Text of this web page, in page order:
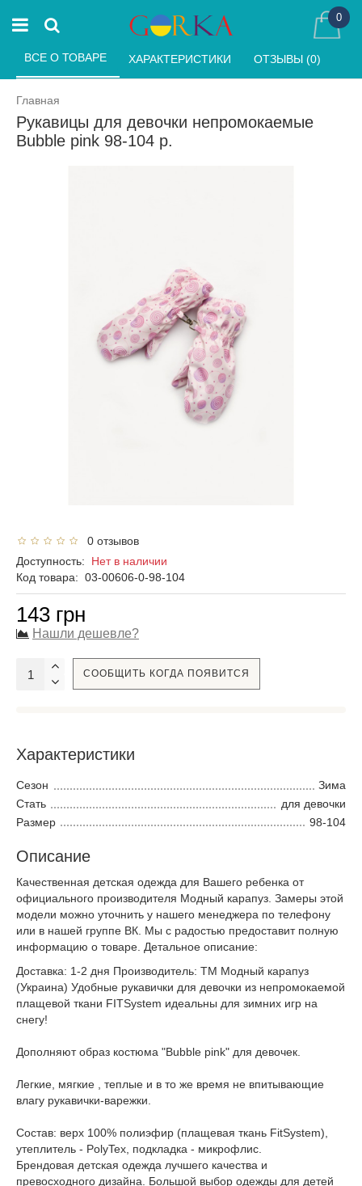
0
Главная
Рукавицы для девочки непромокаемые
Bubble pink 98-104 р.
ВСЕ О ТОВАРЕ ХАРАКТЕРИСТИКИ ОТЗЫВЫ (0)
0 отзывов
Доступность: Нет в наличии
Код товара: 03-00606-0-98-104
143 грн
Нашли дешевле?
СООБЩИТЬ КОГДА ПОЯВИТСЯ
Характеристики
Сезон
Зима
Стать
для девочки
Размер
98-104
Описание
Качественная детская одежда для Вашего ребенка от
официального производителя Модный карапуз. Замеры этой
модели можно уточнить у нашего менеджера по телефону
или в нашей группе ВК. Мы с радостью предоставит полную
информацию о товаре. Детальное описание:
Доставка: 1-2 дня Производитель: ТМ Модный карапуз
(Украина) Удобные рукавички для девочки из непромокаемой
плащевой ткани FITSystem идеальны для зимних игр на
снегу!
Дополняют образ костюма "Bubble pink" для девочек.
Легкие, мягкие , теплые и в то же время не впитывающие
влагу рукавички-варежки.
Состав: верх 100% полиэфир (плащевая ткань FitSystem),
утеплитель - PolyTex, подкладка - микрофлис.
Брендовая детская одежда лучшего качества и
превосходного дизайна. Большой выбор одежды для детей